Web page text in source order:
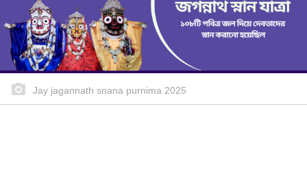
Jay jagannath snana purnima 2025